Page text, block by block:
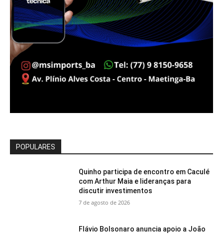
POPULARES
Quinho participa de encontro em Caculé
com Arthur Maia e lideranças para
discutir investimentos
7 de agosto de 2026
Flávio Bolsonaro anuncia apoio a João